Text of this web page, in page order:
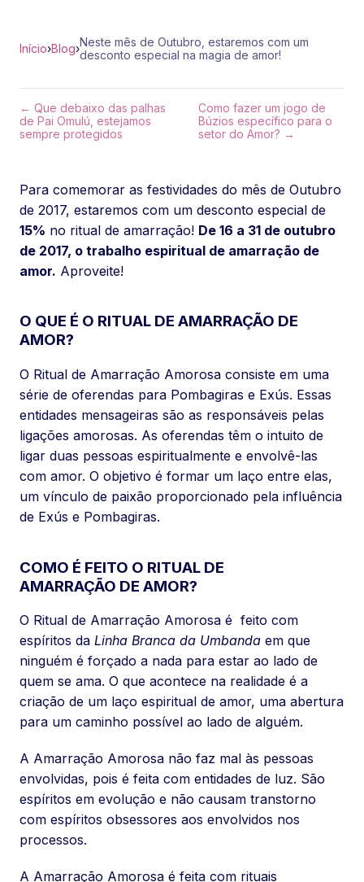
Início›Blog›Neste mês de Outubro, estaremos com um
desconto especial na magia de amor!
← Que debaixo das palhas
de Pai Omulú, estejamos
sempre protegidos
Como fazer um jogo de
Búzios específico para o
setor do Amor? →
Para comemorar as festividades do mês de Outubro
de 2017, estaremos com um desconto especial de
15% no ritual de amarração! De 16 a 31 de outubro
de 2017, o trabalho espiritual de amarração de
amor. Aproveite!
O QUE É O RITUAL DE AMARRAÇÃO DE
AMOR?
O Ritual de Amarração Amorosa consiste em uma
série de oferendas para Pombagiras e Exús. Essas
entidades mensageiras são as responsáveis pelas
ligações amorosas. As oferendas têm o intuito de
ligar duas pessoas espiritualmente e envolvê-las
com amor. O objetivo é formar um laço entre elas,
um vínculo de paixão proporcionado pela influência
de Exús e Pombagiras.
COMO É FEITO O RITUAL DE
AMARRAÇÃO DE AMOR?
O Ritual de Amarração Amorosa é feito com
espíritos da Linha Branca da Umbanda em que
ninguém é forçado a nada para estar ao lado de
quem se ama. O que acontece na realidade é a
criação de um laço espiritual de amor, uma abertura
para um caminho possível ao lado de alguém.
A Amarração Amorosa não faz mal às pessoas
envolvidas, pois é feita com entidades de luz. São
espíritos em evolução e não causam transtorno
com espíritos obsessores aos envolvidos nos
processos.
A Amarração Amorosa é feita com rituais